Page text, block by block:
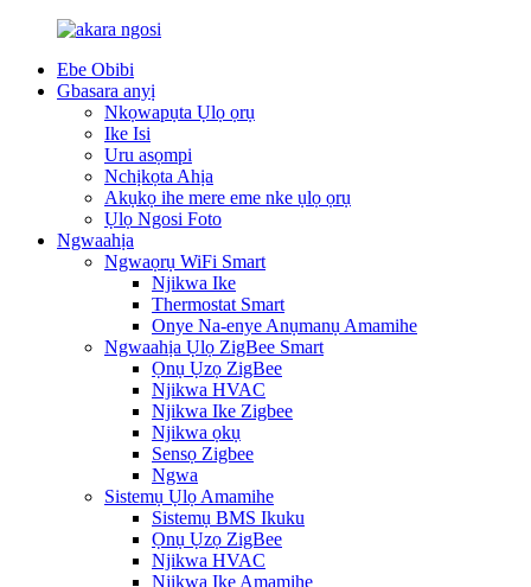
Ebe Obibi
Gbasara anyị
Nkọwapụta Ụlọ ọrụ
Ike Isi
Uru asọmpi
Nchịkọta Ahịa
Akụkọ ihe mere eme nke ụlọ ọrụ
Ụlọ Ngosi Foto
Ngwaahịa
Ngwaọrụ WiFi Smart
Njikwa Ike
Thermostat Smart
Onye Na-enye Anụmanụ Amamihe
Ngwaahịa Ụlọ ZigBee Smart
Ọnụ Ụzọ ZigBee
Njikwa HVAC
Njikwa Ike Zigbee
Njikwa ọkụ
Sensọ Zigbee
Ngwa
Sistemụ Ụlọ Amamihe
Sistemụ BMS Ikuku
Ọnụ Ụzọ ZigBee
Njikwa HVAC
Njikwa Ike Amamihe